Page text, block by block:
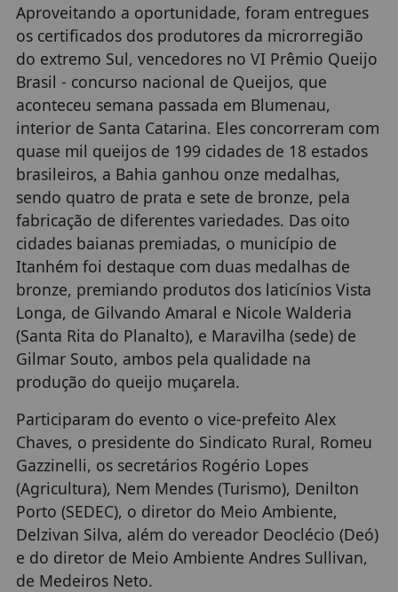
Aproveitando a oportunidade, foram entregues
os certificados dos produtores da microrregião
do extremo Sul, vencedores no VI Prêmio Queijo
Brasil - concurso nacional de Queijos, que
aconteceu semana passada em Blumenau,
interior de Santa Catarina. Eles concorreram com
quase mil queijos de 199 cidades de 18 estados
brasileiros, a Bahia ganhou onze medalhas,
sendo quatro de prata e sete de bronze, pela
fabricação de diferentes variedades. Das oito
cidades baianas premiadas, o município de
Itanhém foi destaque com duas medalhas de
bronze, premiando produtos dos laticínios Vista
Longa, de Gilvando Amaral e Nicole Walderia
(Santa Rita do Planalto), e Maravilha (sede) de
Gilmar Souto, ambos pela qualidade na
produção do queijo muçarela.
Participaram do evento o vice-prefeito Alex
Chaves, o presidente do Sindicato Rural, Romeu
Gazzinelli, os secretários Rogério Lopes
(Agricultura), Nem Mendes (Turismo), Denilton
Porto (SEDEC), o diretor do Meio Ambiente,
Delzivan Silva, além do vereador Deoclécio (Deó)
e do diretor de Meio Ambiente Andres Sullivan,
de Medeiros Neto.